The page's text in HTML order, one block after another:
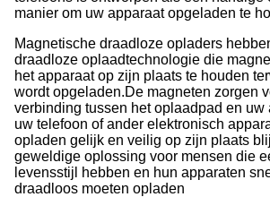
manier om uw apparaat opgeladen te
Magnetische draadloze opladers
draadloze oplaadtechnologie die
het apparaat op zijn plaats te houden
wordt opgeladen.De magneten zorgen
verbinding tussen het oplaadpad en uw
uw telefoon of ander elektronisch
opladen gelijk en veilig op zijn plaats
geweldige oplossing voor mensen die
levensstijl hebben en hun apparaten
draadloos moeten opladen